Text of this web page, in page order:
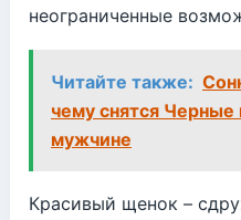
неограниченные
Читайте также:
чему снятся
мужчине
Красивый щенок –